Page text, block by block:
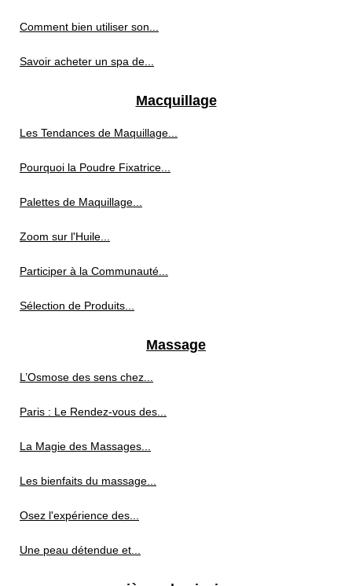
Comment bien utiliser son...
Savoir acheter un spa de...
Macquillage
Les Tendances de Maquillage...
Pourquoi la Poudre Fixatrice...
Palettes de Maquillage...
Zoom sur l'Huile...
Participer à la Communauté...
Sélection de Produits...
Massage
L’Osmose des sens chez...
Paris : Le Rendez-vous des...
La Magie des Massages...
Les bienfaits du massage...
Osez l'expérience des...
Une peau détendue et...